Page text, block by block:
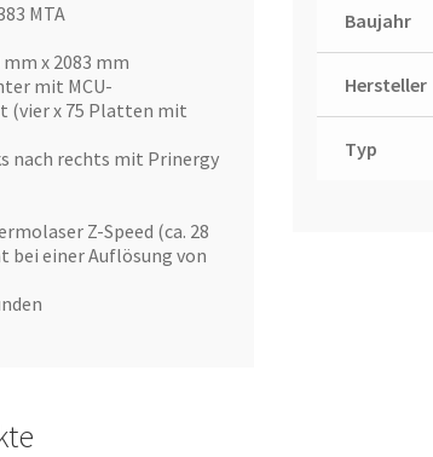
MTA
x 2083 mm
mit MCU-
(vier x 75 Platten mit
nach rechts mit Prinergy
Z-Speed (ca. 28
einer Auflösung von
Baujahr
Hersteller
Typ